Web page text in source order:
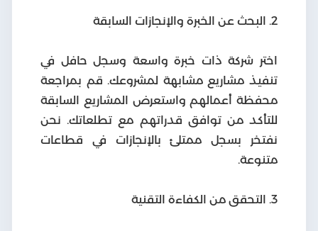
اختر شركة ذات خبرة واسعة وسجل حافل في
تنفيذ مشاريع مشابهة لمشروعك. قم بمراجعة
محفظة أعمالهم واستعرض المشاريع السابقة
للتأكد من توافق قدراتهم مع تطلعاتك. نحن
نفتخر بسجل ممتلئ بالإنجازات في قطاعات
متنوعة.